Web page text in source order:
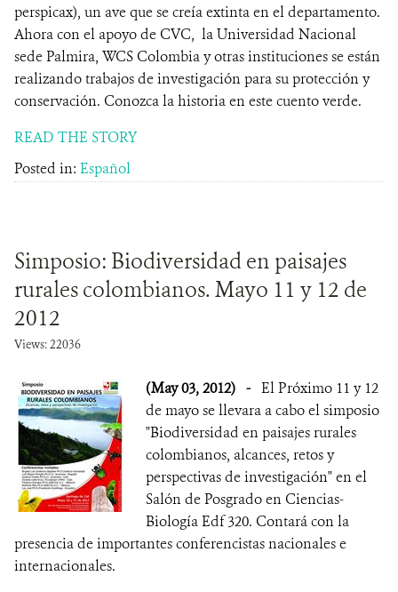
perspicax), un ave que se creía extinta en el departamento.
Ahora con el apoyo de CVC, la Universidad Nacional
sede Palmira, WCS Colombia y otras instituciones se están
realizando trabajos de investigación para su protección y
conservación. Conozca la historia en este cuento verde.
READ THE STORY
Posted in: Español
Simposio: Biodiversidad en paisajes
rurales colombianos. Mayo 11 y 12 de
2012
Views: 22036
(May 03, 2012) - El Próximo 11 y 12
de mayo se llevara a cabo el simposio
"Biodiversidad en paisajes rurales
colombianos, alcances, retos y
perspectivas de investigación" en el
Salón de Posgrado en Ciencias-
Biología Edf 320. Contará con la
presencia de importantes conferencistas nacionales e
internacionales.